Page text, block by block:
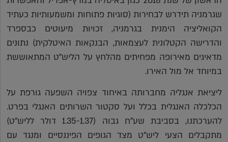
שגרמניה תידרש לבחירות (סוגיות פתוחות ומשמעותיות כעתיד
הקואליציה הימנית בגרמניה, זכויות מיעוטים כבספרד
והדרישה הקטלונית לעצמאות, הבנקאות האיטלקית) נתונים
מדאיגים מאירופה מפחיתים מהלחץ על הליש"ט המתאוששת
במיוחד אל מול האירו.
ליציאת אנגליה מחברותה באיחוד צפויה השפעה גורפת על
הכלכלה האנגלית בכלל ועל סקטור השרותים האנגלי בפרט.
להערכתנו, בסביבת שע"ח גבוה (1.35-1.37 דולר לליש"ט)
מתקבלים הצעי ליש"ט מצד הגופים הפיננסיים ומנגד עם